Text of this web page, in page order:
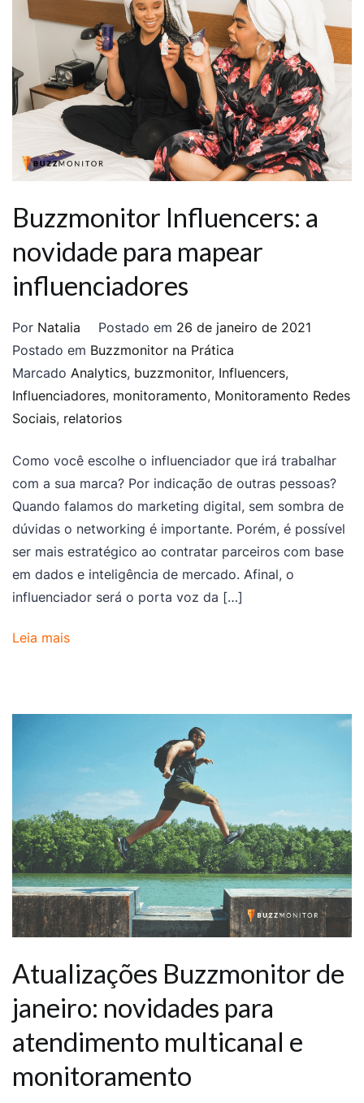
Buzzmonitor Influencers: a
novidade para mapear
influenciadores
Por Natalia Postado em 26 de janeiro de 2021
Postado em Buzzmonitor na Prática
Marcado Analytics, buzzmonitor, Influencers,
Influenciadores, monitoramento, Monitoramento Redes
Sociais, relatorios
Como você escolhe o influenciador que irá trabalhar
com a sua marca? Por indicação de outras pessoas?
Quando falamos do marketing digital, sem sombra de
dúvidas o networking é importante. Porém, é possível
ser mais estratégico ao contratar parceiros com base
em dados e inteligência de mercado. Afinal, o
influenciador será o porta voz da […]
Leia mais
Atualizações Buzzmonitor de
janeiro: novidades para
atendimento multicanal e
monitoramento